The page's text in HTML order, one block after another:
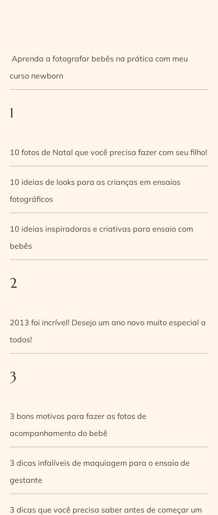
Aprenda a fotografar bebês na prática com meu
curso newborn
1
10 fotos de Natal que você precisa fazer com seu filho!
10 ideias de looks para as crianças em ensaios
fotográficos
10 ideias inspiradoras e criativas para ensaio com
bebês
2
2013 foi incrível! Desejo um ano novo muito especial a
todos!
3
3 bons motivos para fazer as fotos de
acompanhamento do bebê
3 dicas infalíveis de maquiagem para o ensaio de
gestante
3 dicas que você precisa saber antes de começar um